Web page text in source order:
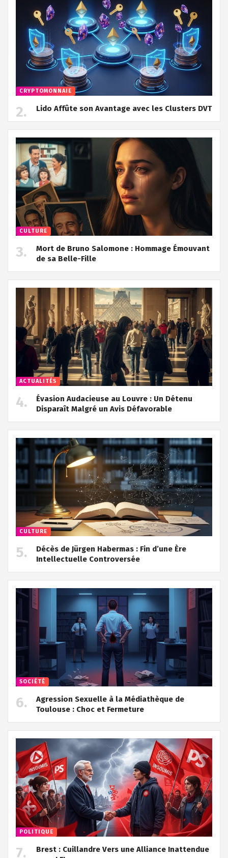
CRYPTOMONNAIE
Lido Affûte son Avantage avec les Clusters DVT
CULTURE
Mort de Bruno Salomone : Hommage Émouvant
de sa Belle-Fille
ACTUALITÉS
Évasion Audacieuse au Louvre : Un Détenu
Disparaît Malgré un Avis Défavorable
CULTURE
Décès de Jürgen Habermas : Fin d’une Ère
Intellectuelle Controversée
SOCIÉTÉ
Agression Sexuelle à la Médiathèque de
Toulouse : Choc et Fermeture
POLITIQUE
Brest : Cuillandre Vers une Alliance Inattendue